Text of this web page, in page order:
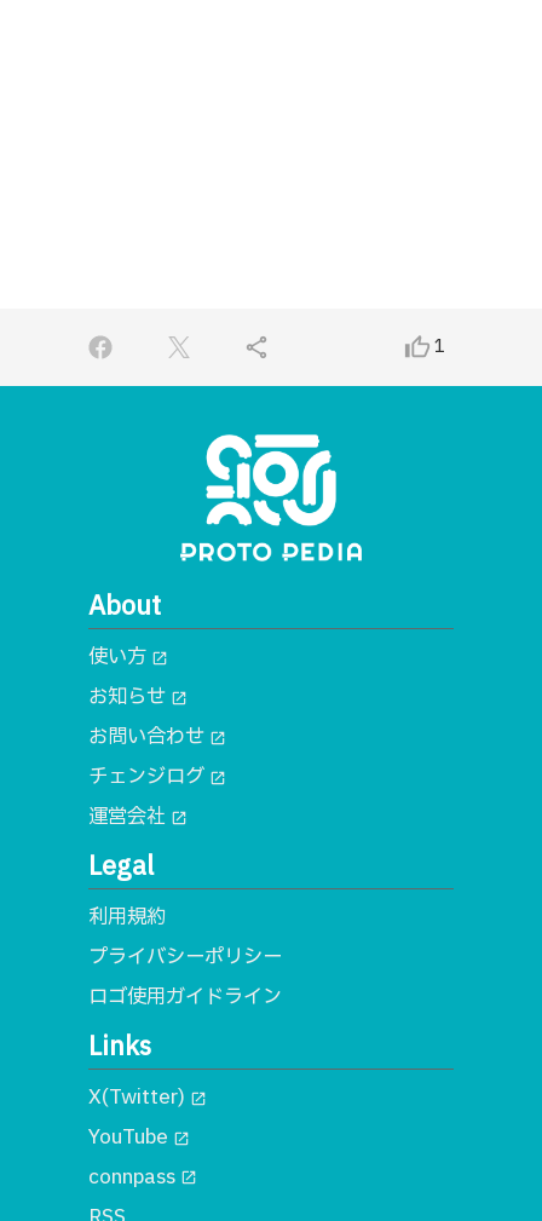
share thumb_up_alt1
About
使い方 open_in_new
お知らせ open_in_new
お問い合わせ open_in_new
チェンジログ open_in_new
運営会社 open_in_new
Legal
利用規約
プライバシーポリシー
ロゴ使用ガイドライン
Links
X(Twitter) open_in_new
YouTube open_in_new
connpass open_in_new